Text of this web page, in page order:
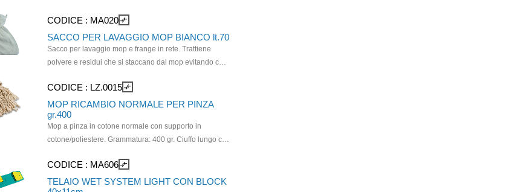
grazie al suo sistema scorrevole “Lock & Unlock”,
mentre il sistema di blocco dello snodo consente una
pulizia confortevole anche delle superfici verticali. I
mop possono essere rimossi senza l’utilizzo delle mani,
Colore: blu. Dimensione: 60 cm. Da utilizzare con
ricambio MA615 o MA629.
CODICE : MA020 compare_arrows
SACCO PER LAVAGGIO MOP BIANCO lt.70
Sacco per lavaggio mop e frange in rete. Trattiene
polvere e residui che si staccano dal mop evitando che
perdita di pelucchi durante il lavaggio. Mantiene intatta
la struttura del prodotto in esso contenuto. Il laccio
permette la chiusura del sacco. Dimensioni: H 90 x L
75cm.
CODICE : LZ.0015 compare_arrows
MOP RICAMBIO NORMALE PER PINZA
gr.400
Mop a pinza in cotone normale con supporto in
cotone/poliestere. Grammatura: 400 gr. Ciuffo lungo cm
PLASTICA codice MA.0012 e manico a scelta.
CODICE : MA606 compare_arrows
TELAIO WET SYSTEM LIGHT CON BLOCK